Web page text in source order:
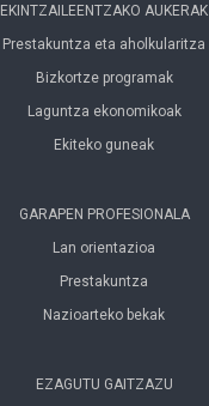
EKINTZAILEENTZAKO AUKERAK
Prestakuntza eta aholkularitza
Bizkortze programak
Laguntza ekonomikoak
Ekiteko guneak
GARAPEN PROFESIONALA
Lan orientazioa
Prestakuntza
Nazioarteko bekak
EZAGUTU GAITZAZU